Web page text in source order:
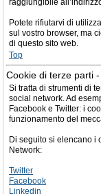
raggiungibile
Potete rifiutarvi di
sul vostro browser, ma
di questo sito web.
Top
Cookie di terze parti
Si tratta di strumenti di
social network. Ad
Facebook e Twitter: i
funzionamento del
Di seguito si elencano i
Network:
Twitter
Facebook
Linkedin